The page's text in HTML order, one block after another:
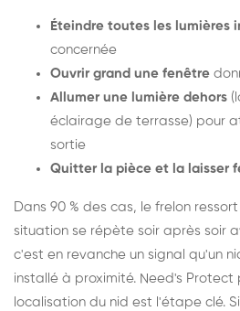
Éteindre toutes les lumières
concernée
Ouvrir grand une fenêtre
Allumer une lumière dehors
éclairage de terrasse) pour
sortie
Quitter la pièce et la laisser
Dans 90 % des cas, le frelon
situation se répète soir après soir
c'est en revanche un signal qu'un
installé à proximité. Need's Protect
localisation du nid est l'étape clé.